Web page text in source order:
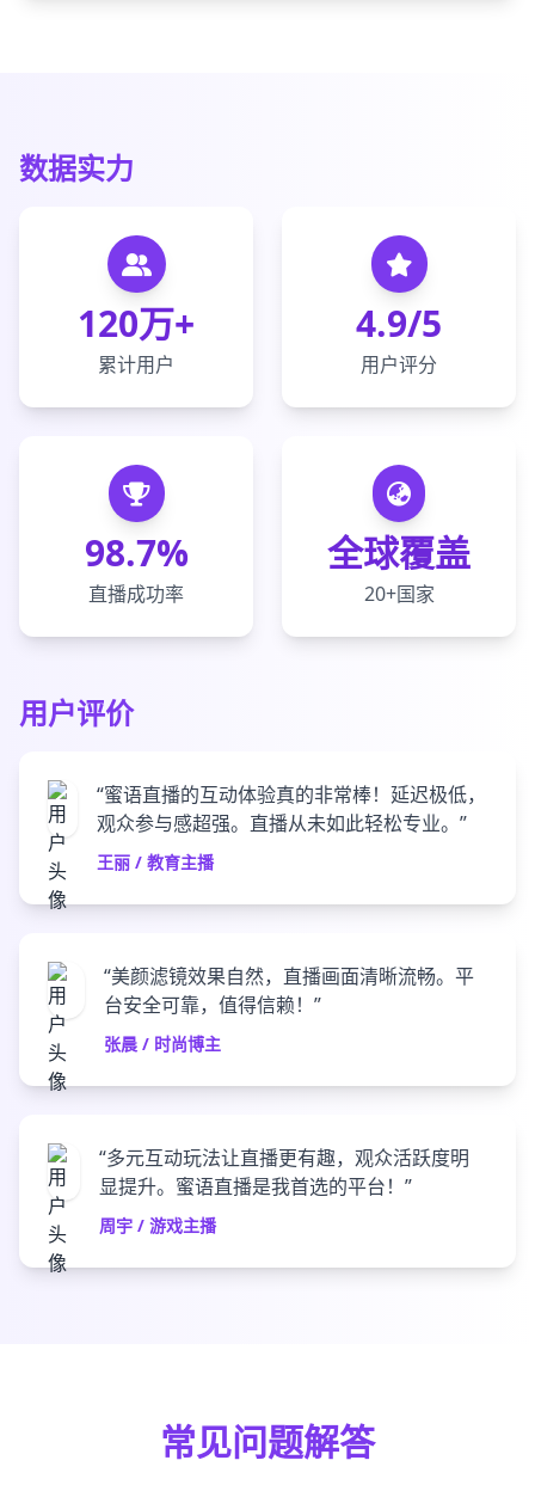
数据实力
120万+
累计用户
4.9/5
用户评分
98.7%
直播成功率
全球覆盖
20+国家
用户评价
“蜜语直播的互动体验真的非常棒！延迟极低，
观众参与感超强。直播从未如此轻松专业。”
王丽 / 教育主播
“美颜滤镜效果自然，直播画面清晰流畅。平
台安全可靠，值得信赖！”
张晨 / 时尚博主
“多元互动玩法让直播更有趣，观众活跃度明
显提升。蜜语直播是我首选的平台！”
周宇 / 游戏主播
常见问题解答